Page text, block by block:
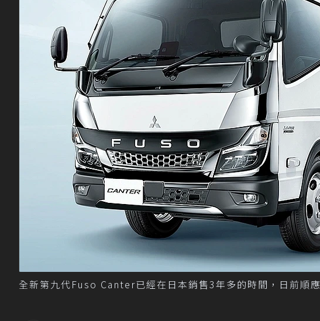
全新第九代Fuso Canter已經在日本銷售3年多的時間，日前順